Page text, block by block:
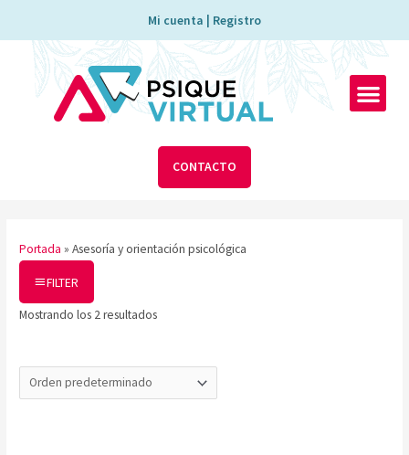
contenido
Mi cuenta | Registro
CONTACTO
Portada »Asesoría y orientación psicológica
FILTER
Mostrando los 2 resultados